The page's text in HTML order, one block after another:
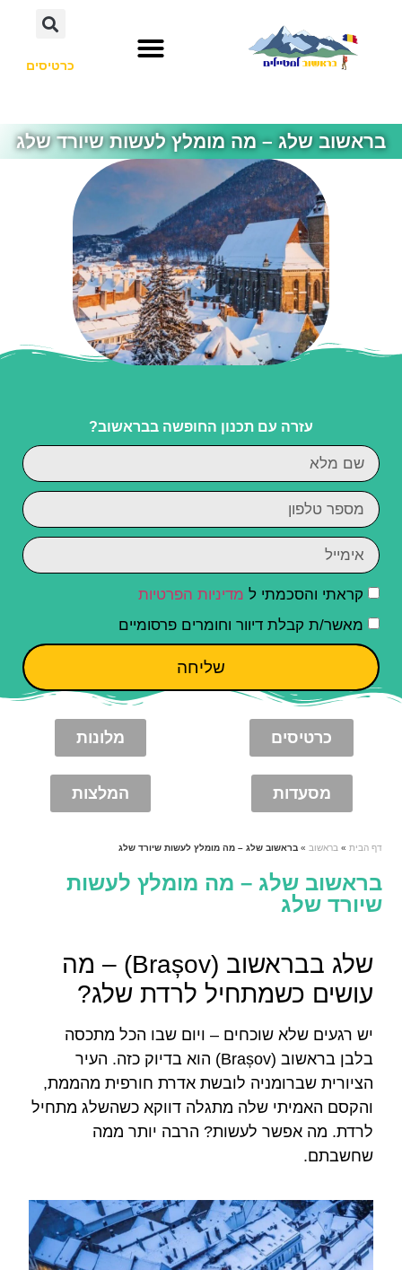
כרטיסים
בראשוב שלג – מה מומלץ לעשות שיורד שלג
עזרה עם תכנון החופשה בבראשוב?
קראתי והסכמתי ל מדיניות הפרטיות
מאשר/ת קבלת דיוור וחומרים פרסומיים
שליחה
כרטיסים מלונות
מסעדות המלצות
דף הבית » בראשוב »בראשוב שלג – מה מומלץ לעשות שיורד שלג
בראשוב שלג – מה מומלץ לעשות
שיורד שלג
שלג בבראשוב (Brașov) – מה
עושים כשמתחיל לרדת שלג?
יש רגעים שלא שוכחים – ויום שבו הכל מתכסה
בלבן בראשוב (Brașov) הוא בדיוק כזה. העיר
הציורית שברומניה לובשת אדרת חורפית מהממת,
והקסם האמיתי שלה מתגלה דווקא כשהשלג מתחיל
לרדת. מה אפשר לעשות? הרבה יותר ממה
שחשבתם.